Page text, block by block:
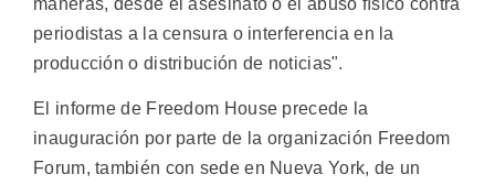
periodistas a la censura o interferencia en la
producción o distribución de noticias".
El informe de Freedom House precede la
inauguración por parte de la organización Freedom
Forum, también con sede en Nueva York, de un